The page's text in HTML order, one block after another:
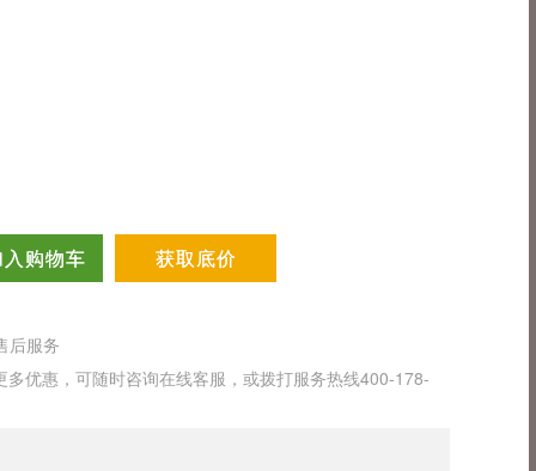
购物车 获取底价
后服务
优惠，可随时咨询在线客服，或拨打服务热线400-178-